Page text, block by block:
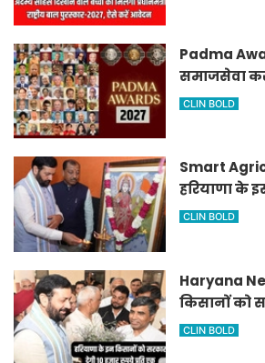
Padma
समाजसेवा
सुनेहरा
CLIN BOLD
Smart
हरियाणा के
एकड़ में बनेगा
CLIN BOLD
Haryana
किसानों को
रुपये प्रति
CLIN BOLD